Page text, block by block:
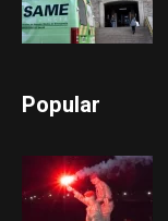
Popular